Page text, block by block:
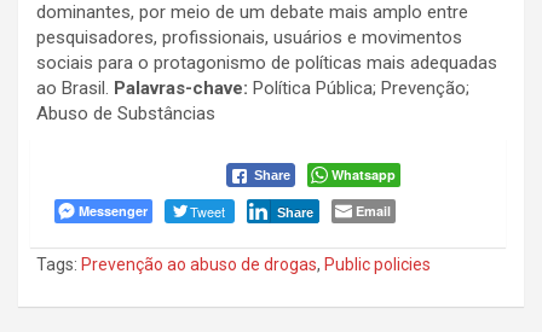
dominantes, por meio de um debate mais amplo entre
pesquisadores, profissionais, usuários e movimentos
sociais para o protagonismo de políticas mais adequadas
ao Brasil. Palavras-chave: Política Pública; Prevenção;
Abuso de Substâncias
Share
Whatsapp
Messenger
Tweet Share Email
Tags: Prevenção ao abuso de drogas, Public policies